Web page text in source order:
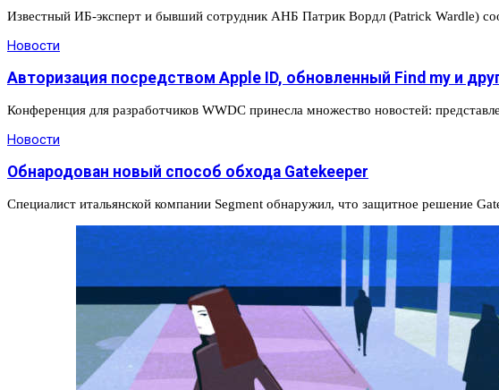
Известный ИБ-эксперт и бывший сотрудник АНБ Патрик Вордл (Patrick Wardle)
Новости
Авторизация посредством Apple ID, обновленный Find my и
Конференция для разработчиков WWDC принесла множество новостей:
Новости
Обнародован новый способ обхода Gatekeeper
Специалист итальянской компании Segment обнаружил, что защитное решение